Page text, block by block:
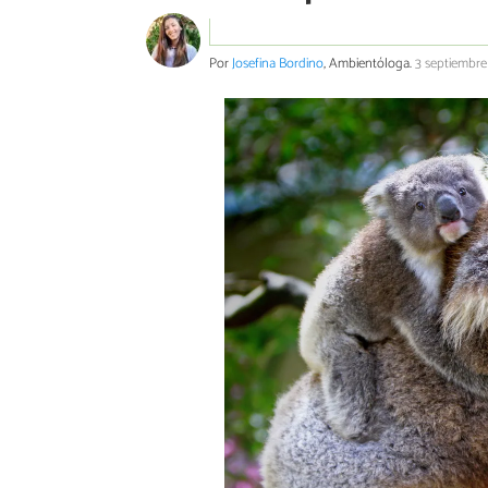
PorJosefina Bordino, Ambientóloga.3